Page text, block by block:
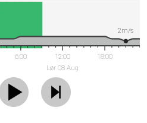
6:00
12:00
Lør 08 Aug
18:00
2m/s